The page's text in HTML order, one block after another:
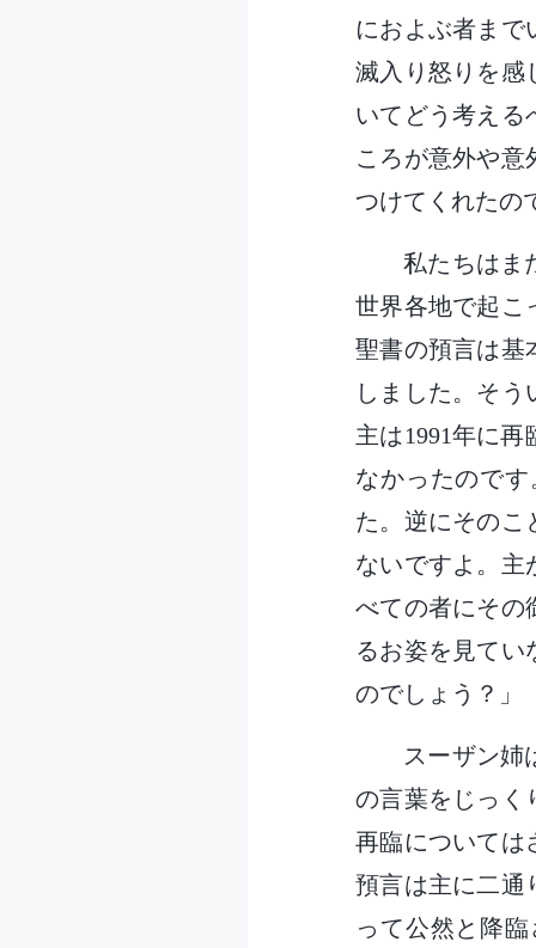
におよぶ者まで
滅入り怒りを感
いてどう考える
ころが意外や意
つけてくれたの
私たちはま
世界各地で起こ
聖書の預言は基
しました。そう
主は1991年に
なかったので
た。逆にそのこ
ないですよ。主
べての者にその
るお姿を見てい
のでしょう？」
スーザン姉
の言葉をじっく
再臨については
預言は主に二通
って公然と降